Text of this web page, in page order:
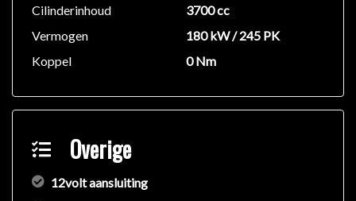
Cilinderinhoud
3700 cc
Vermogen
180 kW / 245 PK
Koppel
0 Nm
Overige
12volt aansluiting